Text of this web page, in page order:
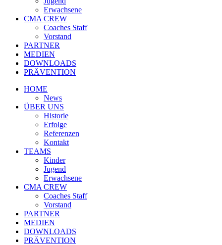
Erwachsene
CMA CREW
Coaches Staff
Vorstand
PARTNER
MEDIEN
DOWNLOADS
PRÄVENTION
HOME
News
ÜBER UNS
Historie
Erfolge
Referenzen
Kontakt
TEAMS
Kinder
Jugend
Erwachsene
CMA CREW
Coaches Staff
Vorstand
PARTNER
MEDIEN
DOWNLOADS
PRÄVENTION